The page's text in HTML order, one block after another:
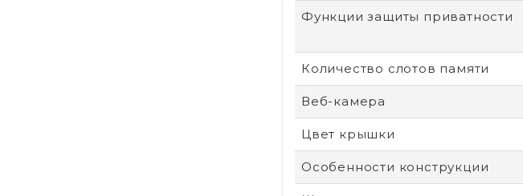
Функции защиты приватности
Количество слотов памяти
Веб-камера
Цвет крышки
Особенности конструкции